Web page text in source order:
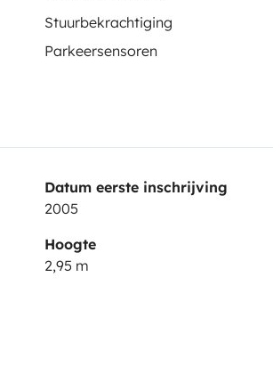
Stuurbekrachtiging
Parkeersensoren
Datum eerste inschrijving
2005
Hoogte
2,95 m